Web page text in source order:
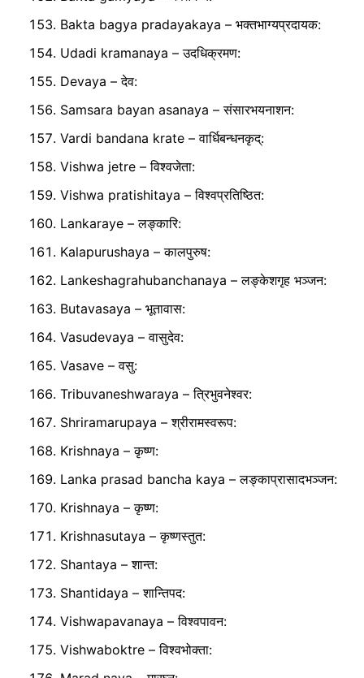
Bakta bagya pradayakaya – भक्तभाग्यप्रदायक:
Udadi kramanaya – उदधिक्रमण:
Devaya – देव:
Samsara bayan asanaya – संसारभयनाशन:
Vardi bandana krate – वार्धिबन्धनकृद्:
Vishwa jetre – विश्वजेता:
Vishwa pratishitaya – विश्वप्रतिष्ठित:
Lankaraye – लङ्कारि:
Kalapurushaya – कालपुरुष:
Lankeshagrahubanchanaya – लङ्केशगृह भञ्जन:
Butavasaya – भूतावास:
Vasudevaya – वासुदेव:
Vasave – वसु:
Tribuvaneshwaraya – त्रिभुवनेश्वर:
Shriramarupaya – श्रीरामस्वरूप:
Krishnaya – कृष्ण:
Lanka prasad bancha kaya – लङ्काप्रासादभञ्जन:
Krishnaya – कृष्ण:
Krishnasutaya – कृष्णस्तुत:
Shantaya – शान्त:
Shantidaya – शान्तिपद:
Vishwapavanaya – विश्वपावन:
Vishwaboktre – विश्वभोक्ता: